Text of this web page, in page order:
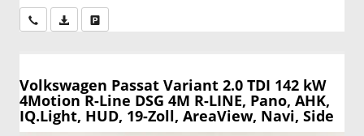
Wir rufen Sie anPDF-Datei, Fahrzeugexposé drucken
Volkswagen Passat Variant 2.0 TDI 142 kW
4Motion R-Line DSG 4M R-LINE, Pano, AHK,
IQ.Light, HUD, 19-Zoll, AreaView, Navi, Side